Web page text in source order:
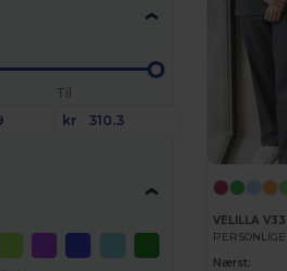
Til
kr
VELILLA
Nærst: